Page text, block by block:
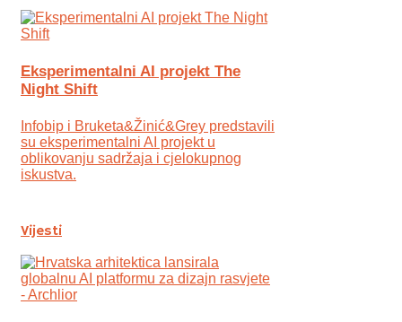
Eksperimentalni AI projekt The
Night Shift
Infobip i Bruketa&Žinić&Grey predstavili
su eksperimentalni AI projekt u
oblikovanju sadržaja i cjelokupnog
iskustva.
Vijesti